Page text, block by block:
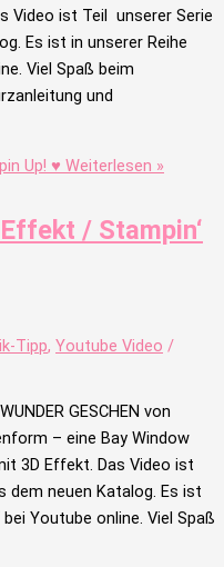
Video ist Teil unserer Serie
Es ist in unserer Reihe
Viel Spaß beim
und
Up! ♥ Weiterlesen »
/ Stampin‘
Tipp, Youtube Video /
GESCHEN von
– eine Bay Window
3D Effekt. Das Video ist
dem neuen Katalog. Es ist
Youtube online. Viel Spaß